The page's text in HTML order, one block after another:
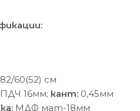
60(52) cм
ПДЧ 16мм; кант: 0,45мм
МДФ мат-18мм